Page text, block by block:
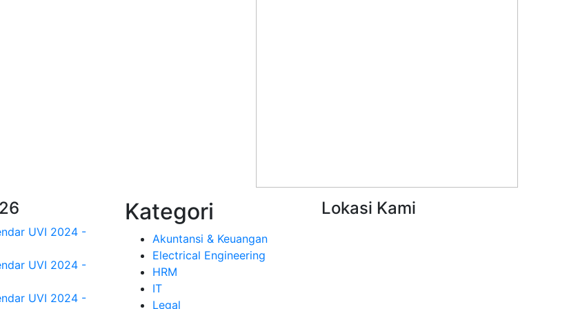
Kategori
Akuntansi & Keuangan
Electrical Engineering
HRM
IT
Legal
Lokasi Kami